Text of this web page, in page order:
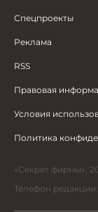
Спецпроекты
Реклама
RSS
Правовая
Условия
Политика
«Секрет фирмы»,
Телефон редакции: